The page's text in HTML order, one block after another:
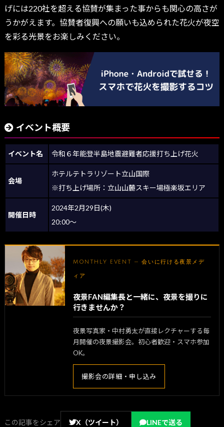
げには220社を超える協賛が集まった事からも関心の高さが
うかがえます。協賛者復興への願いも込められた花火が夜空
を彩る光景をお楽しみください。
イベント概要
イベント名 令和６年能登半島地震避難者応援打ち上げ花火
会場
ホテルテトラリゾート立山国際
※打ち上げ場所：立山山麓スキー場極楽坂エリア
開催日時
2024年2月29日(木)
20:00～
MONTHLY EVENT — 会いに行ける夜景メデ
ィア
夜景FAN編集長と一緒に、夜景を撮りに
行きませんか？
夜景写真家・中村勇太が直接レクチャーする毎
月開催の夜景撮影会。初心者歓迎・スマホ参加
OK。
撮影会の詳細・申し込み
この記事をシェア X（ツイート） LINEで送る